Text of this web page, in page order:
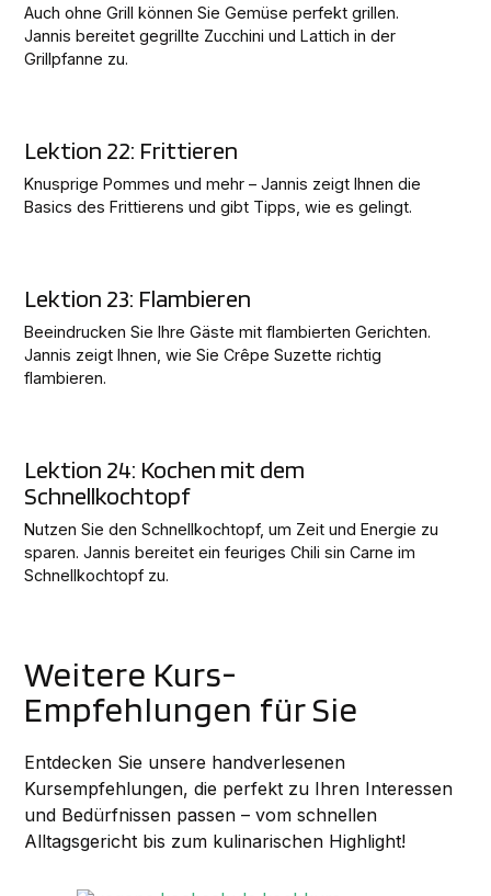
Auch ohne Grill können Sie Gemüse perfekt grillen.
Jannis bereitet gegrillte Zucchini und Lattich in der
Grillpfanne zu.
Lektion 22: Frittieren
Knusprige Pommes und mehr – Jannis zeigt Ihnen die
Basics des Frittierens und gibt Tipps, wie es gelingt.
Lektion 23: Flambieren
Beeindrucken Sie Ihre Gäste mit flambierten Gerichten.
Jannis zeigt Ihnen, wie Sie Crêpe Suzette richtig
flambieren.
Lektion 24: Kochen mit dem
Schnellkochtopf
Nutzen Sie den Schnellkochtopf, um Zeit und Energie zu
sparen. Jannis bereitet ein feuriges Chili sin Carne im
Schnellkochtopf zu.
Weitere Kurs-
Empfehlungen für Sie
Entdecken Sie unsere handverlesenen
Kursempfehlungen, die perfekt zu Ihren Interessen
und Bedürfnissen passen – vom schnellen
Alltagsgericht bis zum kulinarischen Highlight!